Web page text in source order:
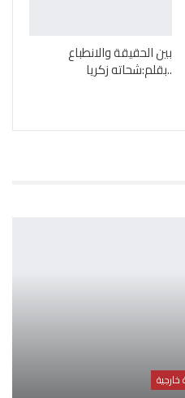
بين الحقيقة والانطباع
..بقلم:شحاته زكريا